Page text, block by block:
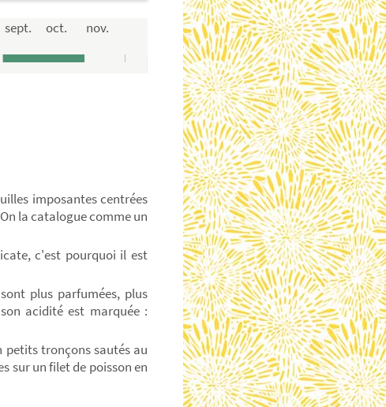
sept. oct. nov.
imposantes centrées
la catalogue comme un
c'est pourquoi il est
plus parfumées, plus
acidité est marquée :
petits tronçons sautés au
sur un filet de poisson en